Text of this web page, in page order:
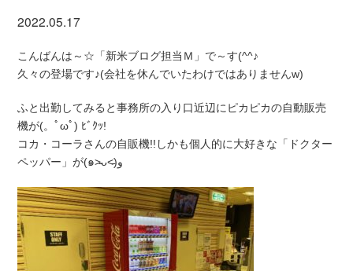
2022.05.17
こんばんは～☆「新米ブログ担当Ｍ」で～す(^^♪
久々の登場です♪(会社を休んでいたわけではありませんw)
ふと出勤してみると事務所の入り口近辺にピカピカの自動販売
機が(。ﾟωﾟ) ﾋﾞｸｯ!
コカ・コーラさんの自販機!!しかも個人的に大好きな「ドクター
ペッパー」が(๑˃̵ᴗ˂̵)و